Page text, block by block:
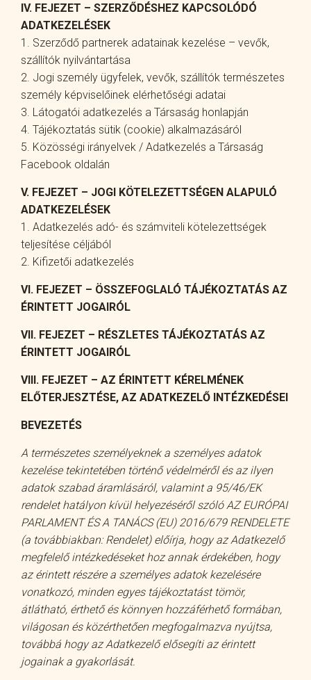
IV. FEJEZET – SZERZŐDÉSHEZ KAPCSOLÓDÓ
ADATKEZELÉSEK
1. Szerződő partnerek adatainak kezelése – vevők,
szállítók nyilvántartása
2. Jogi személy ügyfelek, vevők, szállítók természetes
személy képviselőinek elérhetőségi adatai
3. Látogatói adatkezelés a Társaság honlapján
4. Tájékoztatás sütik (cookie) alkalmazásáról
5. Közösségi irányelvek / Adatkezelés a Társaság
Facebook oldalán
V. FEJEZET – JOGI KÖTELEZETTSÉGEN ALAPULÓ
ADATKEZELÉSEK
1. Adatkezelés adó- és számviteli kötelezettségek
teljesítése céljából
2. Kifizetői adatkezelés
VI. FEJEZET – ÖSSZEFOGLALÓ TÁJÉKOZTATÁS AZ
ÉRINTETT JOGAIRÓL
VII. FEJEZET – RÉSZLETES TÁJÉKOZTATÁS AZ
ÉRINTETT JOGAIRÓL
VIII. FEJEZET – AZ ÉRINTETT KÉRELMÉNEK
ELŐTERJESZTÉSE, AZ ADATKEZELŐ INTÉZKEDÉSEI
BEVEZETÉS
A természetes személyeknek a személyes adatok
kezelése tekintetében történő védelméről és az ilyen
adatok szabad áramlásáról, valamint a 95/46/EK
rendelet hatályon kívül helyezéséről szóló AZ EURÓPAI
PARLAMENT ÉS A TANÁCS (EU) 2016/679 RENDELETE
(a továbbiakban: Rendelet) előírja, hogy az Adatkezelő
megfelelő intézkedéseket hoz annak érdekében, hogy
az érintett részére a személyes adatok kezelésére
vonatkozó, minden egyes tájékoztatást tömör,
átlátható, érthető és könnyen hozzáférhető formában,
világosan és közérthetően megfogalmazva nyújtsa,
továbbá hogy az Adatkezelő elősegíti az érintett
jogainak a gyakorlását.